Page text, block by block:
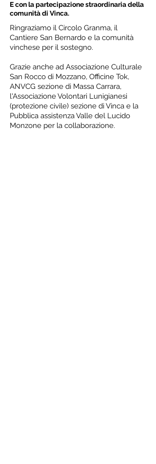
E con la partecipazione straordinaria della
comunità di Vinca.
Ringraziamo il Circolo Granma, il
Cantiere San Bernardo e la comunità
vinchese per il sostegno.
Grazie anche ad Associazione Culturale
San Rocco di Mozzano, Officine Tok,
ANVCG sezione di Massa Carrara,
l'Associazione Volontari Lunigianesi
(protezione civile) sezione di Vinca e la
Pubblica assistenza Valle del Lucido
Monzone per la collaborazione.